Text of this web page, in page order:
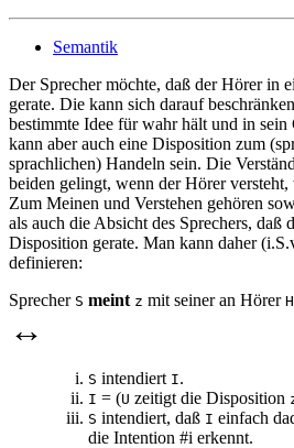
Semantik
Der Sprecher möchte, daß der Hörer in
gerate. Die kann sich darauf
bestimmte Idee für wahr hält und in sein
kann aber auch eine Disposition zum
sprachlichen) Handeln sein. Die
beiden gelingt, wenn der Hörer versteht,
Zum Meinen und Verstehen gehören
als auch die Absicht des Sprechers, daß
Disposition gerate. Man kann daher
definieren:
Sprecher S meint z mit seiner an Hörer H
↔
S intendiert I.
I = (U zeitigt die Disposition
S intendiert, daß I einfach
die Intention #i erkennt.